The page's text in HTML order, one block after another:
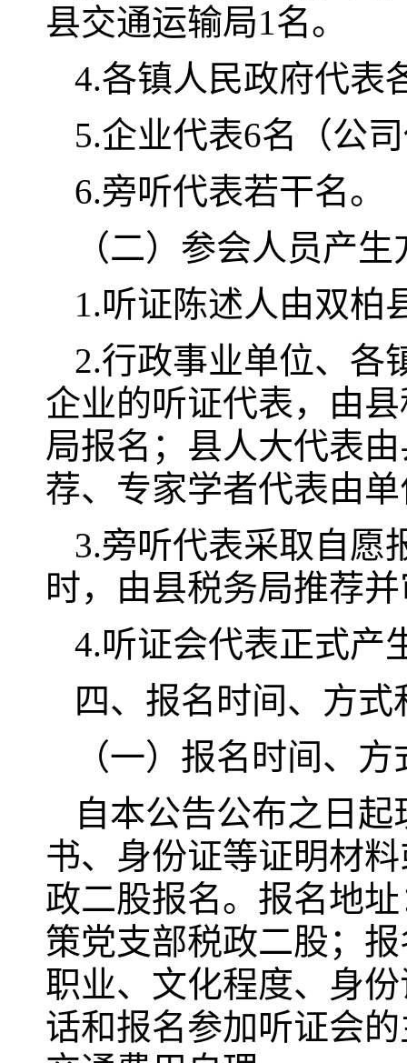
县交通运输局1名。
4.各镇人民政府代表
5.企业代表6名（公
6.旁听代表若干名。
（二）参会人员产生
1.听证陈述人由双柏
2.行政事业单位、各
企业的听证代表，由
局报名；县人大代表
荐、专家学者代表由
3.旁听代表采取自愿
时，由县税务局推荐
4.听证会代表正式产
四、报名时间、方式
（一）报名时间、方
自本公告公布之日
书、身份证等证明材
政二股报名。报名地
策党支部税政二股；
职业、文化程度、身
话和报名参加听证会